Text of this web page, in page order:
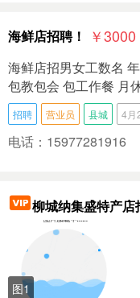
海鲜店招聘！ ￥
海鲜店招男女工数名
包教包会 包工作餐 月
招聘 营业员 县城 4月
电话：15977281916
柳城纳集盛特产店
图1